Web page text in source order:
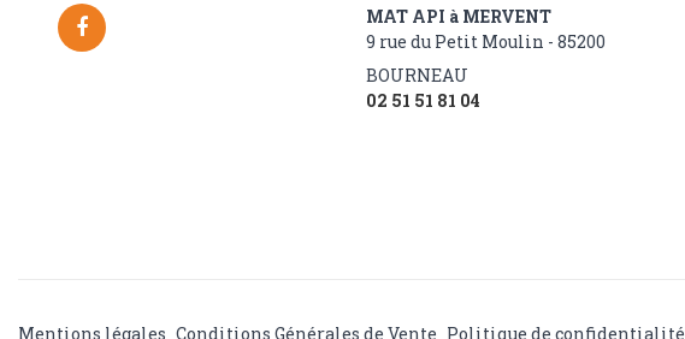
MAT API à MERVENT
9 rue du Petit Moulin - 85200
BOURNEAU
02 51 51 81 04
Mentions légales Conditions Générales de Vente Politique de confidentialité